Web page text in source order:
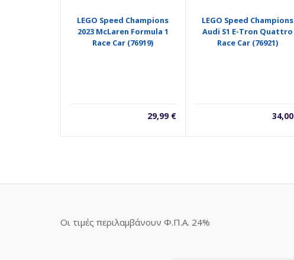
LEGO Speed Champions
2023 McLaren Formula 1
Race Car (76919)
29,99 €
LEGO Speed Champions
Audi S1 E-Tron Quattro
Race Car (76921)
34,00
Οι τιμές περιλαμβάνουν Φ.Π.Α. 24%